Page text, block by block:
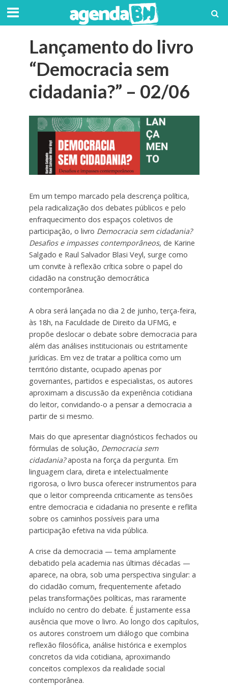
Lançamento do livro
“Democracia sem
cidadania?” – 02/06
Em um tempo marcado pela descrença política,
pela radicalização dos debates públicos e pelo
enfraquecimento dos espaços coletivos de
participação, o livro Democracia sem cidadania?
Desafios e impasses contemporâneos, de Karine
Salgado e Raul Salvador Blasi Veyl, surge como
um convite à reflexão crítica sobre o papel do
cidadão na construção democrática
contemporânea.
A obra será lançada no dia 2 de junho, terça-feira,
às 18h, na Faculdade de Direito da UFMG, e
propõe deslocar o debate sobre democracia para
além das análises institucionais ou estritamente
jurídicas. Em vez de tratar a política como um
território distante, ocupado apenas por
governantes, partidos e especialistas, os autores
aproximam a discussão da experiência cotidiana
do leitor, convidando-o a pensar a democracia a
partir de si mesmo.
Mais do que apresentar diagnósticos fechados ou
fórmulas de solução, Democracia sem
cidadania?aposta na força da pergunta. Em
linguagem clara, direta e intelectualmente
rigorosa, o livro busca oferecer instrumentos para
que o leitor compreenda criticamente as tensões
entre democracia e cidadania no presente e reflita
sobre os caminhos possíveis para uma
participação efetiva na vida pública.
A crise da democracia — tema amplamente
debatido pela academia nas últimas décadas —
aparece, na obra, sob uma perspectiva singular: a
do cidadão comum, frequentemente afetado
pelas transformações políticas, mas raramente
incluído no centro do debate. É justamente essa
ausência que move o livro. Ao longo dos capítulos,
os autores constroem um diálogo que combina
reflexão filosófica, análise histórica e exemplos
concretos da vida cotidiana, aproximando
conceitos complexos da realidade social
contemporânea.